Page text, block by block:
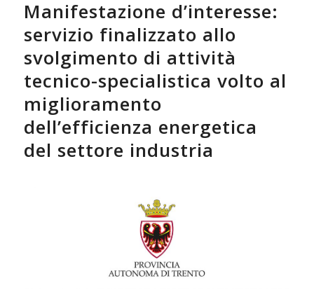
Manifestazione d’interesse:
servizio finalizzato allo
svolgimento di attività
tecnico-specialistica volto al
miglioramento
dell’efficienza energetica
del settore industria